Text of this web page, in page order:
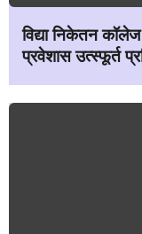
विद्या निकेतन
प्रवेशास उत्स्फूर्त